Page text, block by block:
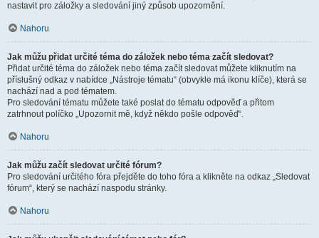
nastavit pro záložky a sledování jiný způsob upozornění.
Nahoru
Jak můžu přidat určité téma do záložek nebo téma začít sledovat?
Přidat určité téma do záložek nebo téma začít sledovat můžete kliknutím na
příslušný odkaz v nabídce „Nástroje tématu“ (obvykle má ikonu klíče), která se
nachází nad a pod tématem.
Pro sledování tématu můžete také poslat do tématu odpověď a přitom
zatrhnout políčko „Upozornit mě, když někdo pošle odpověď“.
Nahoru
Jak můžu začít sledovat určité fórum?
Pro sledování určitého fóra přejděte do toho fóra a klikněte na odkaz „Sledovat
fórum“, který se nachází naspodu stránky.
Nahoru